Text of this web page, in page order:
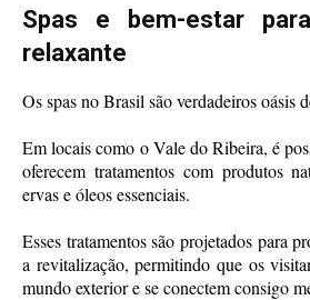
Spas e bem-estar
relaxante
Os spas no Brasil são verdadeiros oásis
Em locais como o Vale do Ribeira, é
oferecem tratamentos com produtos
ervas e óleos essenciais.
Esses tratamentos são projetados para
a revitalização, permitindo que os
mundo exterior e se conectem consigo